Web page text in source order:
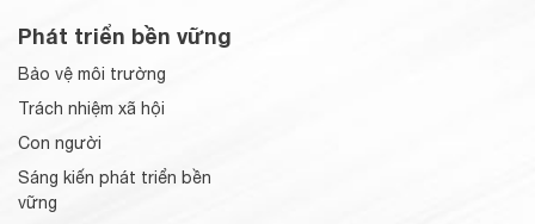
Phát triển bền vững
Bảo vệ môi trường
Trách nhiệm xã hội
Con người
Sáng kiến phát triển bền
vững